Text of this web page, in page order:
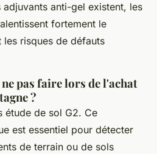
anti-gel existent, les
fortement le
les risques de défauts
pas faire lors de l'achat
?
étude de sol G2. Ce
est essentiel pour détecter
de terrain ou de sols